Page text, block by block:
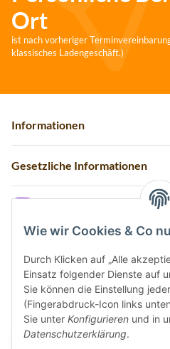
Wie wir Cookies & Co
Durch Klicken auf „Alle
Einsatz folgender Dienste auf
Sie können die Einstellung
(Fingerabdruck-Icon links
Sie unter Konfigurieren und in
Datenschutzerklärung.
Ort
ist nach vorheriger
klassisches Ladengeschäft.)
Informationen
Gesetzliche Informationen
Vertrag
Sicher bezahlen via: